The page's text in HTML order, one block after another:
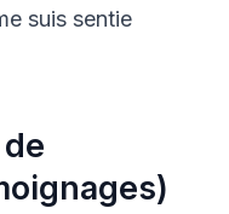
suis sentie